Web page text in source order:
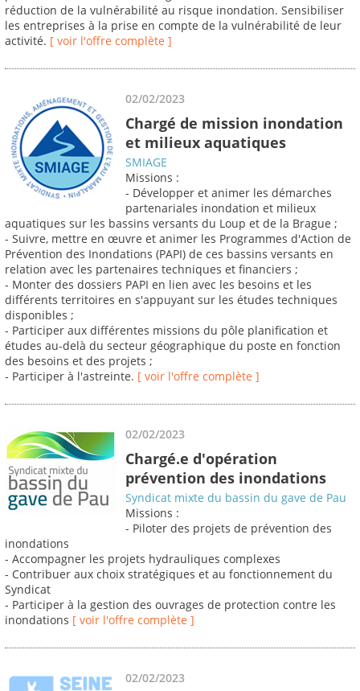
réduction de la vulnérabilité au risque inondation. Sensibiliser
les entreprises à la prise en compte de la vulnérabilité de leur
activité. [ voir l'offre complète ]
02/02/2023
Chargé de mission inondation
et milieux aquatiques
SMIAGE
Missions :
- Développer et animer les démarches
partenariales inondation et milieux
aquatiques sur les bassins versants du Loup et de la Brague ;
- Suivre, mettre en œuvre et animer les Programmes d'Action de
Prévention des Inondations (PAPI) de ces bassins versants en
relation avec les partenaires techniques et financiers ;
- Monter des dossiers PAPI en lien avec les besoins et les
différents territoires en s'appuyant sur les études techniques
disponibles ;
- Participer aux différentes missions du pôle planification et
études au-delà du secteur géographique du poste en fonction
des besoins et des projets ;
- Participer à l'astreinte. [ voir l'offre complète ]
02/02/2023
Chargé.e d'opération
prévention des inondations
Syndicat mixte du bassin du gave de Pau
Missions :
- Piloter des projets de prévention des
inondations
- Accompagner les projets hydrauliques complexes
- Contribuer aux choix stratégiques et au fonctionnement du
Syndicat
- Participer à la gestion des ouvrages de protection contre les
inondations [ voir l'offre complète ]
02/02/2023